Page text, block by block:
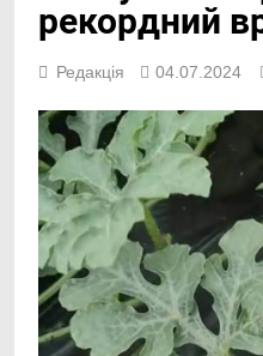
рекордний
Редакція 04.07.2024